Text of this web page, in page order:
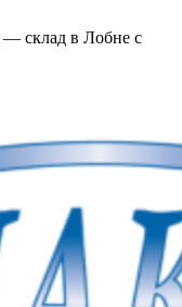
— склад в Лобне с